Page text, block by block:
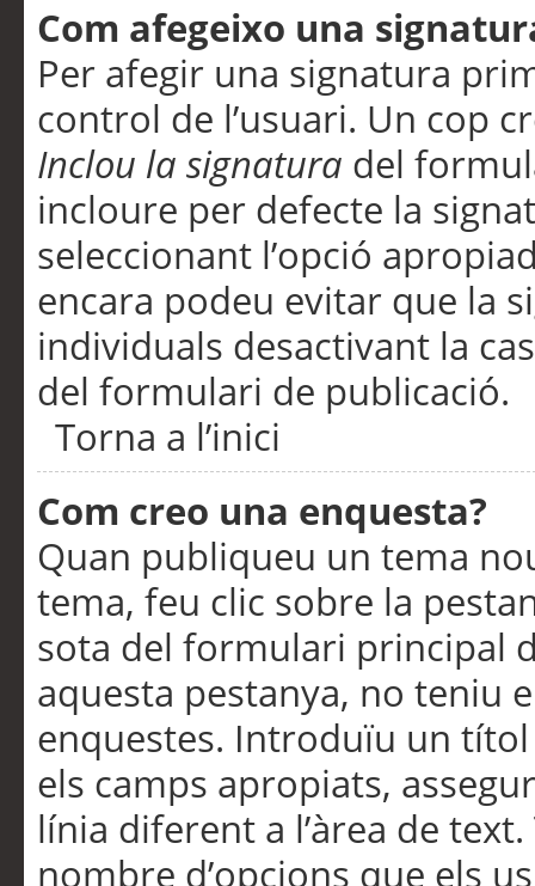
Com afegeixo una
Per afegir una signatura
control de l’usuari. Un cop
Inclou la signatura del
incloure per defecte la
seleccionant l’opció
encara podeu evitar que la
individuals desactivant la
del formulari de publicació.
Torna a l’inici
Com creo una enquesta?
Quan publiqueu un tema
tema, feu clic sobre la
sota del formulari principal
aquesta pestanya, no teniu
enquestes. Introduïu un
els camps apropiats,
línia diferent a l’àrea de
nombre d’opcions que els